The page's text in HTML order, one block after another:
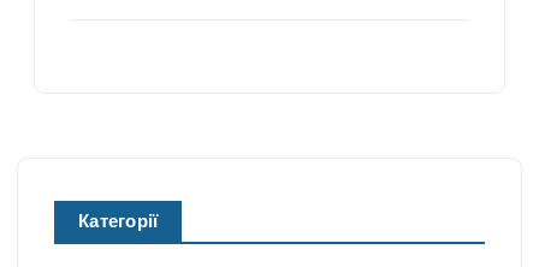
Категорії